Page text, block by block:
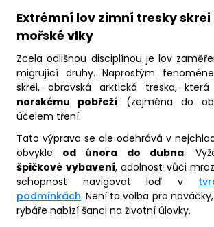
Extrémní lov zimní tresky skrei
mořské vlky
Zcela odlišnou disciplínou je lov
migrující druhy. Naprostým
skrei, obrovská arktická treska,
norskému pobřeží (zejména do
účelem tření.
Tato výprava se ale odehrává v
obvykle od února do dubna.
špičkové vybavení, odolnost vůči
schopnost navigovat loď v
podmínkách. Není to volba pro
rybáře nabízí šanci na životní úlovky.